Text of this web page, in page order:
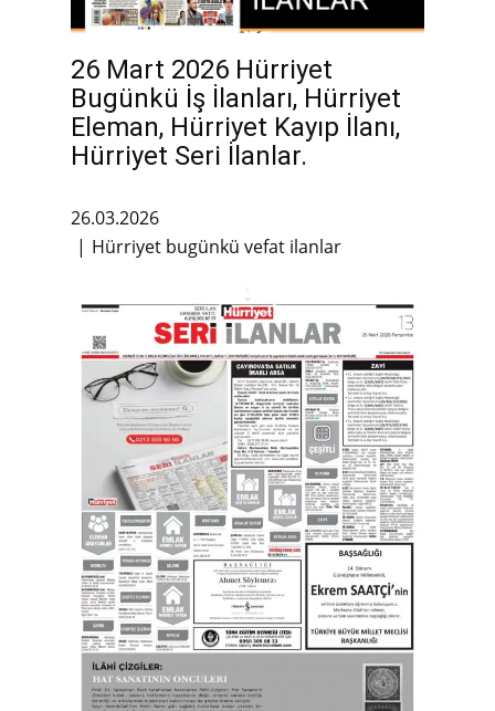
26 Mart 2026 Hürriyet
Bugünkü İş İlanları, Hürriyet
Eleman, Hürriyet Kayıp İlanı,
Hürriyet Seri İlanlar.
26.03.2026
Hürriyet bugünkü vefat ilanlar